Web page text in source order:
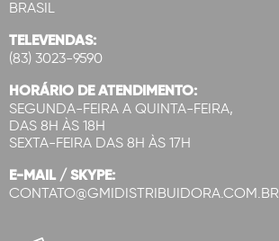
BRASIL
TELEVENDAS:
(83) 3023-9590
HORÁRIO DE ATENDIMENTO:
SEGUNDA-FEIRA A QUINTA-FEIRA,
DAS 8H ÀS 18H
SEXTA-FEIRA DAS 8H ÀS 17H
E-MAIL / SKYPE:
CONTATO@GMIDISTRIBUIDORA.COM.BR